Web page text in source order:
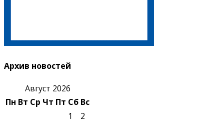
Архив новостей
Август 2026
Пн Вт Ср Чт Пт Сб Вс
1
2